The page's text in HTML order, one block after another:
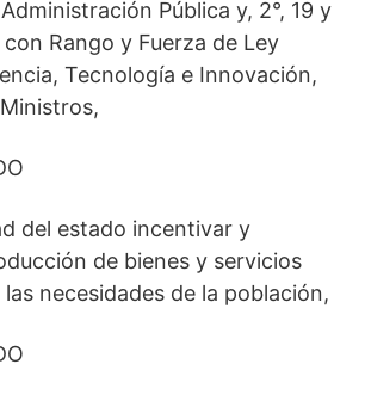
Pública y, 2°, 19 y
Rango y Fuerza de Ley
Tecnología e Innovación,
del estado incentivar y
de bienes y servicios
necesidades de la población,